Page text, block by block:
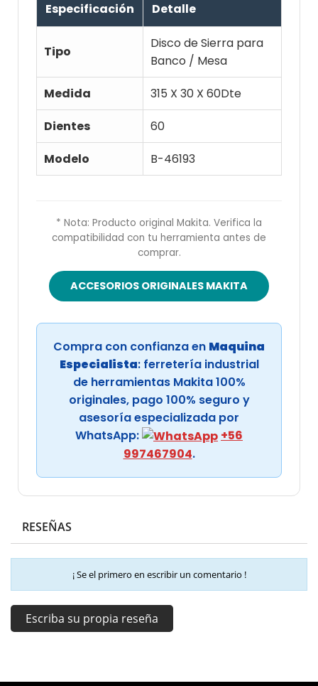
Especificación Detalle
Tipo
Disco de Sierra para
Banco / Mesa
Medida
315 X 30 X 60Dte
Dientes
60
Modelo
B-46193
* Nota: Producto original Makita. Verifica la
compatibilidad con tu herramienta antes de
comprar.
ACCESORIOS ORIGINALES MAKITA
Compra con confianza en Maquina
Especialista: ferretería industrial
de herramientas Makita 100%
originales, pago 100% seguro y
asesoría especializada por
WhatsApp:
+56
997467904.
RESEÑAS
¡ Se el primero en escribir un comentario !
Escriba su propia reseña